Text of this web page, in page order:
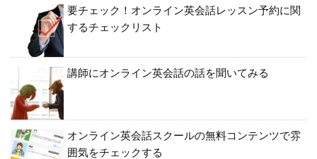
要チェック！オンライン英会話レッスン予約に関
するチェックリスト
講師にオンライン英会話の話を聞いてみる
オンライン英会話スクールの無料コンテンツで雰
囲気をチェックする